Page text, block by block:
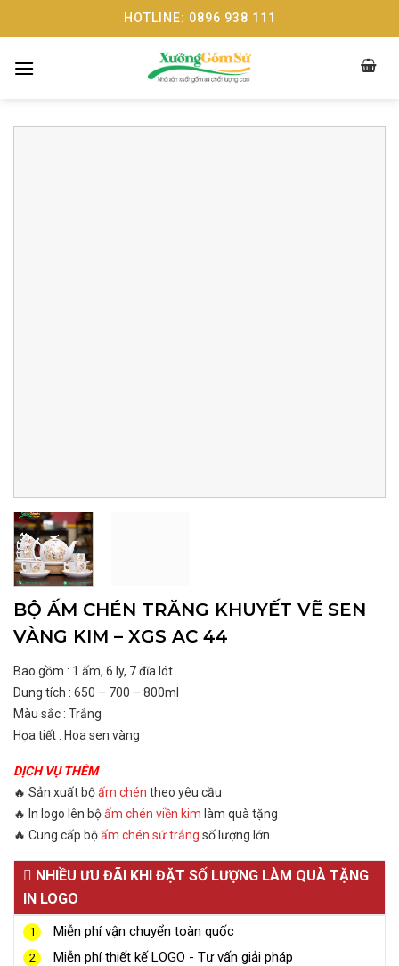
to
HOTLINE: 0896 938 111
BỘ ẤM CHÉN TRĂNG KHUYẾT VẼ SEN
VÀNG KIM – XGS AC 44
Bao gồm : 1 ấm, 6 ly, 7 đĩa lót
Dung tích : 650 – 700 – 800ml
Màu sắc : Trắng
Họa tiết : Hoa sen vàng
DỊCH VỤ THÊM
🔥 Sản xuất bộấm chén theo yêu cầu
🔥 In logo lên bộấm chén viền kim làm quà tặng
🔥 Cung cấp bộấm chén sứ trắng số lượng lớn
NHIỀU ƯU ĐÃI KHI ĐẶT SỐ LƯỢNG LÀM QUÀ TẶNG
IN LOGO
1 Miễn phí vận chuyển toàn quốc
2 Miễn phí thiết kế LOGO - Tư vấn giải pháp